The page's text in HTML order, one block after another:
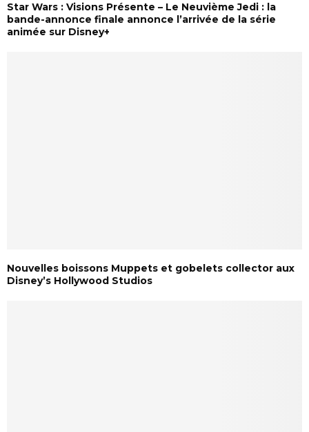
Star Wars : Visions Présente – Le Neuvième Jedi : la
bande-annonce finale annonce l’arrivée de la série
animée sur Disney+
Nouvelles boissons Muppets et gobelets collector aux
Disney’s Hollywood Studios